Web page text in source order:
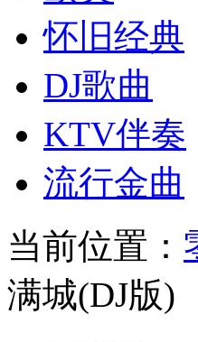
怀旧经典
DJ歌曲
KTV伴奏
流行金曲
当前位置：
满城(DJ版)